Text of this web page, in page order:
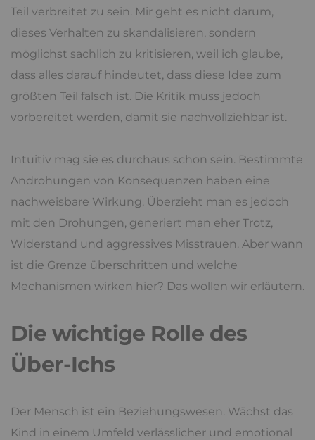
Teil verbreitet zu sein. Mir geht es nicht darum,
dieses Verhalten zu skandalisieren, sondern
möglichst sachlich zu kritisieren, weil ich glaube,
dass alles darauf hindeutet, dass diese Idee zum
größten Teil falsch ist. Die Kritik muss jedoch
vorbereitet werden, damit sie nachvollziehbar ist.
Intuitiv mag sie es durchaus schon sein. Bestimmte
Androhungen von Konsequenzen haben eine
nachweisbare Wirkung. Überzieht man es jedoch
mit den Drohungen, generiert man eher Trotz,
Widerstand und aggressives Misstrauen. Aber wann
ist die Grenze überschritten und welche
Mechanismen wirken hier? Das wollen wir erläutern.
Die wichtige Rolle des
Über-Ichs
Der Mensch ist ein Beziehungswesen. Wächst das
Kind in einem Umfeld verlässlicher und emotional